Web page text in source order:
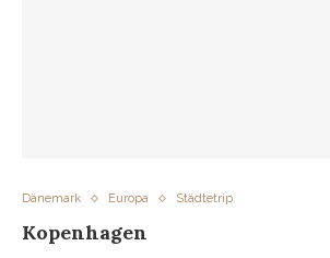
Dänemark Europa Städtetrip
Kopenhagen